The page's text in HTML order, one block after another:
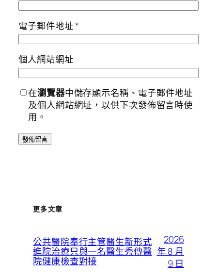
電子郵件地址*
個人網站網址
在瀏覽器中儲存顯示名稱、電子郵件地址
及個人網站網址，以供下次發佈留言時使
用。
更多文章
公共醫院奉行主管醫生新形式
進院治療只與一名醫生秀傳醫
院健康檢查對接
2026
年 8 月
9 日